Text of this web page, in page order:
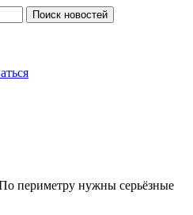
Поиск новостей
периметру нужны серьёзные